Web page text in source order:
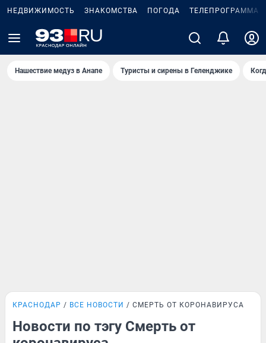
НЕДВИЖИМОСТЬ ЗНАКОМСТВА ПОГОДА ТЕЛЕПРОГРАММА
Нашествие медуз в Анапе Туристы и сирены в Геленджике
КРАСНОДАР ВСЕ НОВОСТИ СМЕРТЬ ОТ КОРОНАВИРУСА
Новости по тэгу Смерть от